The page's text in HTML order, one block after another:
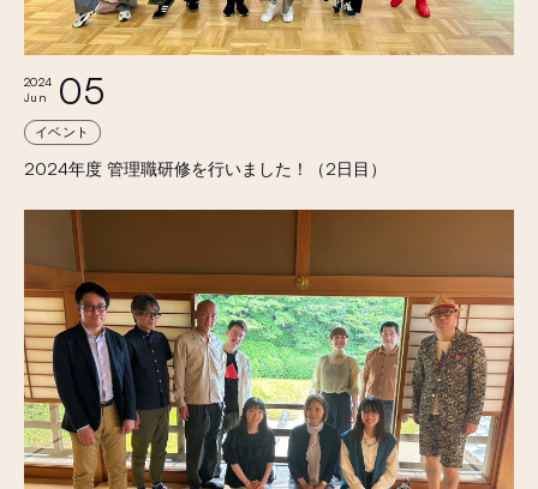
2024年度 管理職研修を行いました！（2日目）
2024
Jun
05
イベント